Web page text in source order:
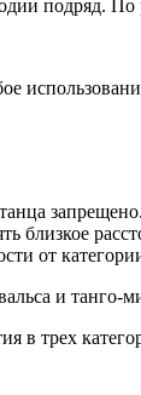
подряд.
близкое
от
и танго-
в трех